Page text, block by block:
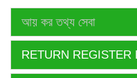
আয় কর তথ্য সেবা
RETURN REGISTER